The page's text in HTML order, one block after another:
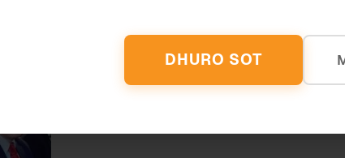
Rando Devole
DHURO SOT